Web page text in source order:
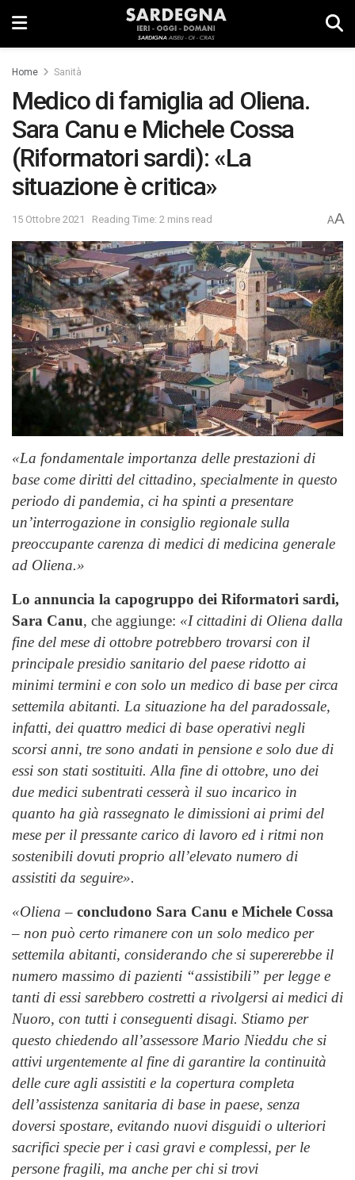
Home Sanità
Medico di famiglia ad Oliena.
Sara Canu e Michele Cossa
(Riformatori sardi): «La
situazione è critica»
15 Ottobre 2021 Reading Time: 2 mins read AA
«La fondamentale importanza delle prestazioni di
base come diritti del cittadino, specialmente in questo
periodo di pandemia, ci ha spinti a presentare
un’interrogazione in consiglio regionale sulla
preoccupante carenza di medici di medicina generale
ad Oliena.»
Lo annuncia la capogruppo dei Riformatori sardi,
Sara Canu, che aggiunge: «I cittadini di Oliena dalla
fine del mese di ottobre potrebbero trovarsi con il
principale presidio sanitario del paese ridotto ai
minimi termini e con solo un medico di base per circa
settemila abitanti. La situazione ha del paradossale,
infatti, dei quattro medici di base operativi negli
scorsi anni, tre sono andati in pensione e solo due di
essi son stati sostituiti. Alla fine di ottobre, uno dei
due medici subentrati cesserà il suo incarico in
quanto ha già rassegnato le dimissioni ai primi del
mese per il pressante carico di lavoro ed i ritmi non
sostenibili dovuti proprio all’elevato numero di
assistiti da seguire».
«Oliena – concludono Sara Canu e Michele Cossa
– non può certo rimanere con un solo medico per
settemila abitanti, considerando che si supererebbe il
numero massimo di pazienti “assistibili” per legge e
tanti di essi sarebbero costretti a rivolgersi ai medici di
Nuoro, con tutti i conseguenti disagi. Stiamo per
questo chiedendo all’assessore Mario Nieddu che si
attivi urgentemente al fine di garantire la continuità
delle cure agli assistiti e la copertura completa
dell’assistenza sanitaria di base in paese, senza
doversi spostare, evitando nuovi disguidi o ulteriori
sacrifici specie per i casi gravi e complessi, per le
persone fragili, ma anche per chi si trovi